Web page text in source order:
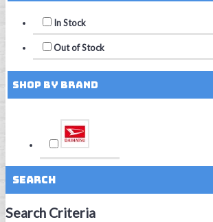
In Stock
Out of Stock
Shop by Brand
Search
Search Criteria